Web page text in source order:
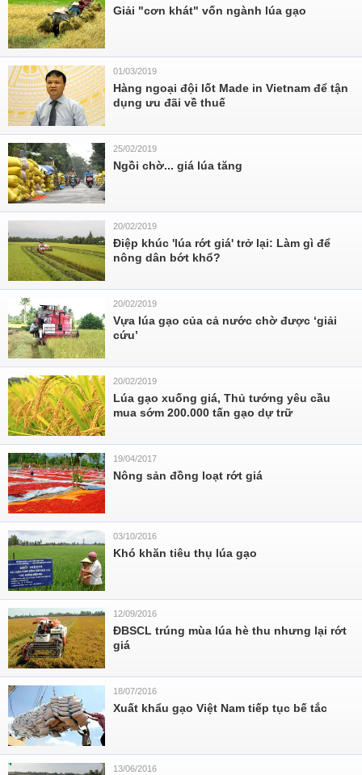
Giải "cơn khát" vốn ngành lúa gạo
01/03/2019
Hàng ngoại đội lốt Made in Vietnam để tận
dụng ưu đãi về thuế
25/02/2019
Ngồi chờ... giá lúa tăng
20/02/2019
Điệp khúc 'lúa rớt giá' trở lại: Làm gì để
nông dân bớt khổ?
20/02/2019
Vựa lúa gạo của cả nước chờ được ‘giải
cứu’
20/02/2019
Lúa gạo xuống giá, Thủ tướng yêu cầu
mua sớm 200.000 tấn gạo dự trữ
19/04/2017
Nông sản đồng loạt rớt giá
03/10/2016
Khó khăn tiêu thụ lúa gạo
12/09/2016
ĐBSCL trúng mùa lúa hè thu nhưng lại rớt
giá
18/07/2016
Xuất khẩu gạo Việt Nam tiếp tục bế tắc
13/06/2016